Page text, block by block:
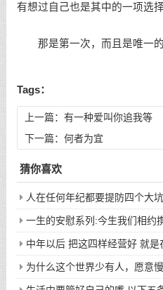
有想过自己也是其中的一项选择
那是第一次，而且是唯一的
Tags：
上一篇： 有一种爱叫你追我等
下一篇： 何者为宜
猜你喜欢
人在任何年纪都要提防四个大坑
一生的安慰系列:今生我们相约
次的回眸才换来今生的相遇
中年以后 把这四样经营好 就是
为什么这个世界少有人，愿意慢